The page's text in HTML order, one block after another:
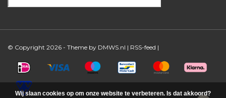
© Copyright 2026 - Theme by DMWS.nl | RSS-feed |
Wij slaan cookies op om onze website te verbeteren. Is dat akkoord?